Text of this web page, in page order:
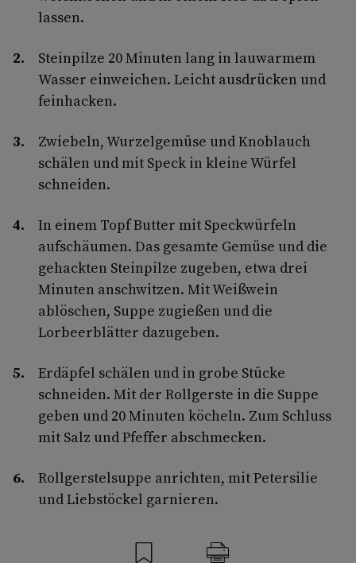
lassen.
Steinpilze 20 Minuten lang in lauwarmem
Wasser einweichen. Leicht ausdrücken und
feinhacken.
Zwiebeln, Wurzelgemüse und Knoblauch
schälen und mit Speck in kleine Würfel
schneiden.
In einem Topf Butter mit Speckwürfeln
aufschäumen. Das gesamte Gemüse und die
gehackten Steinpilze zugeben, etwa drei
Minuten anschwitzen. Mit Weißwein
ablöschen, Suppe zugießen und die
Lorbeerblätter dazugeben.
Erdäpfel schälen und in grobe Stücke
schneiden. Mit der Rollgerste in die Suppe
geben und 20 Minuten köcheln. Zum Schluss
mit Salz und Pfeffer abschmecken.
Rollgerstelsuppe anrichten, mit Petersilie
und Liebstöckel garnieren.